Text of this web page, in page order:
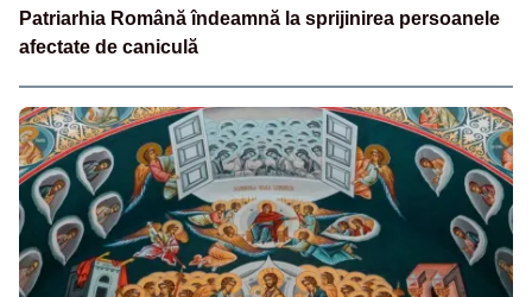
Patriarhia Română îndeamnă la sprijinirea persoanele
afectate de caniculă